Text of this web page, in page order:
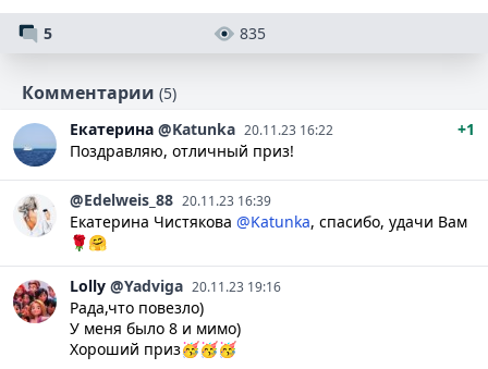
5 835
Комментарии (5)
Екатерина @Katunka 20.11.23 16:22
+1
Поздравляю, отличный приз!
@Edelweis_88 20.11.23 16:39
Екатерина Чистякова @Katunka, спасибо, удачи Вам
🌹🤗
Lolly @Yadviga 20.11.23 19:16
Рада,что повезло)
У меня было 8 и мимо)
Хороший приз🥳🥳🥳